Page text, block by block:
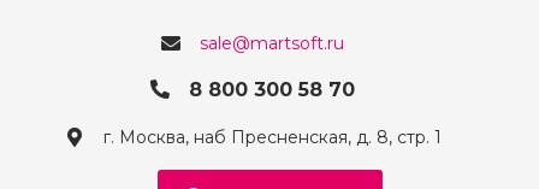
sale@martsoft.ru
8 800 300 58 70
г. Москва, наб Пресненская, д. 8, стр. 1